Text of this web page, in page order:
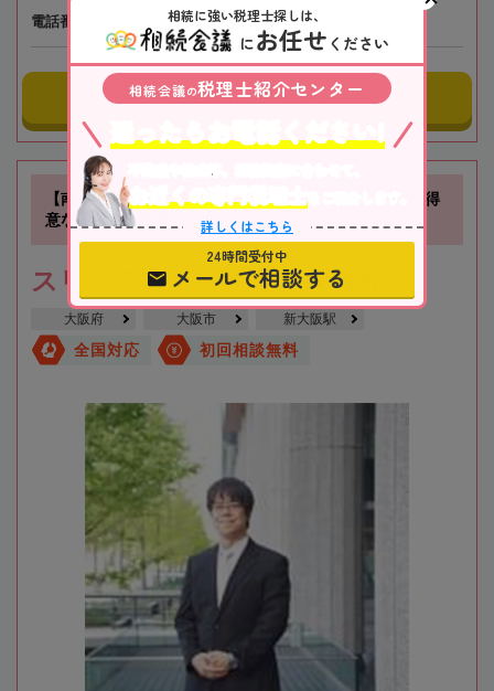
電話番号 050-5268-8579
事務所にメールする
【南方駅徒歩1分】不動産に関する相続や相続税対策が得
意な税理士事務所です
スリーアローズ税理士事務所
大阪府 大阪市 新大阪駅
全国対応 初回相談無料
相続に強い税理士探しは、
にお任せ ください
相続会議の税理士紹介センター
不動産や株式等、相続資産に合わせて、
お近くの専門税理士
をご紹介します。
詳しくはこちら
24時間受付中
メールで相談する